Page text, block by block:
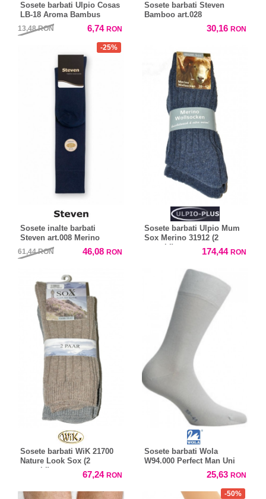
Sosete barbati Ulpio Cosas
LB-18 Aroma Bambus
13,48RON 6,74 RON
Sosete barbati Steven
Bamboo art.028
30,16 RON
-25%
Sosete inalte barbati
Steven art.008 Merino
61,44RON 46,08 RON
Sosete barbati Ulpio Mum
Sox Merino 31912 (2
perechi)
174,44 RON
Sosete barbati WiK 21700
Nature Look Sox (2
perechi)
67,24 RON
Sosete barbati Wola
W94.000 Perfect Man Uni
25,63 RON
-50%